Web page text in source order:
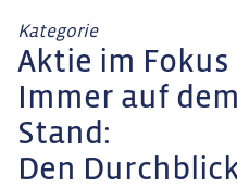
Kategorie
Aktie im Fokus
Immer auf
Stand:
Den